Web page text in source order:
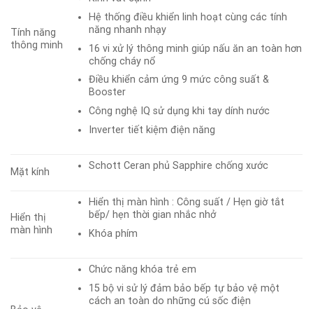
Tính năng
thông minh
Hệ thống điều khiển linh hoạt cùng các tính
năng nhanh nhạy
16 vi xử lý thông minh giúp nấu ăn an toàn hơn
chống cháy nổ
Điều khiển cảm ứng 9 mức công suất &
Booster
Công nghệ IQ sử dụng khi tay dính nước
Inverter tiết kiệm điện năng
Mặt kính
Schott Ceran phủ Sapphire chống xước
Hiển thị
màn hình
Hiển thị màn hình : Công suất / Hẹn giờ tắt
bếp/ hẹn thời gian nhắc nhở
Khóa phím
Chức năng khóa trẻ em
15 bộ vi sử lý đảm bảo bếp tự bảo vệ một
cách an toàn do những cú sốc điện